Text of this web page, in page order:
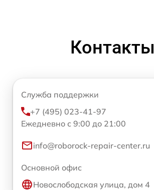
Контакты
Служба поддержки
+7 (495) 023-41-97
Ежедневно с 9:00 до 21:00
info@roborock-repair-center.ru
Основной офис
Новослободская улица, дом 4